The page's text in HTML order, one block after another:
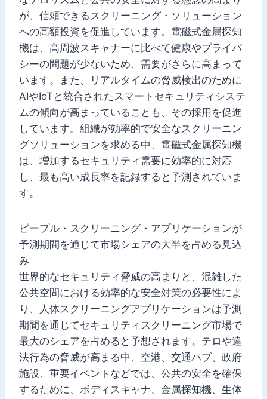
が、信頼できるスクリーニング・ソリューション
への高額投資を促進しています。電磁式金属探知
機は、高周波スキャナーに比べて健康やプライバ
シーの問題が少ないため、需要がさらに高まって
います。また、リアルタイムの脅威検出のために
AIやIoTと統合されたスマートセキュリティシステ
ムの傾向が高まっていることも、その採用を促進
しています。組織が効率的で安全なスクリーニン
グソリューションを求める中、電磁式金属探知機
は、増加するセキュリティ需要に効率的に対応
し、最も高い成長率を記録すると予測されていま
す。
ピープル・スクリーニング・アプリケーションが
予測期間を通じて市場シェアの大半を占める見込
み
世界的なセキュリティ脅威の高まりと、混雑した
公共空間における効率的な安全対策の必要性によ
り、人体スクリーニングアプリケーションは予測
期間を通じてセキュリティスクリーニング市場で
最大のシェアを占めると予想されます。テロや違
法行為の脅威が高まる中、空港、交通ハブ、政府
施設、重要イベントなどでは、公共の安全を確保
するために、ボディスキャナ、金属探知機、生体